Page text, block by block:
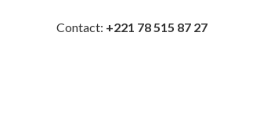
Contact: +221 78 515 87 27